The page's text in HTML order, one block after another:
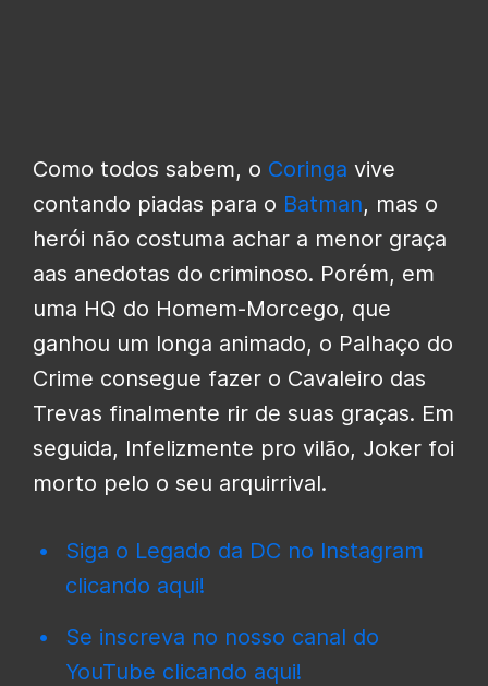
Como todos sabem, o Coringa vive
contando piadas para o Batman, mas o
herói não costuma achar a menor graça
aas anedotas do criminoso. Porém, em
uma HQ do Homem-Morcego, que
ganhou um longa animado, o Palhaço do
Crime consegue fazer o Cavaleiro das
Trevas finalmente rir de suas graças. Em
seguida, Infelizmente pro vilão, Joker foi
morto pelo o seu arquirrival.
Siga o Legado da DC no Instagram
clicando aqui!
Se inscreva no nosso canal do
YouTube clicando aqui!